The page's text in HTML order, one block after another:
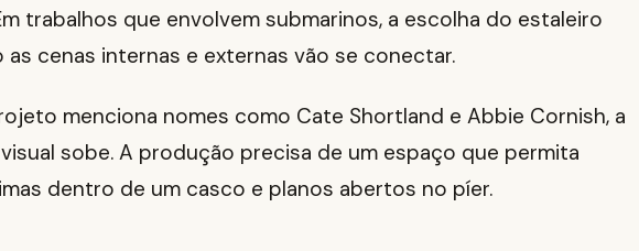
trabalhos que envolvem submarinos, a escolha do estaleiro
as cenas internas e externas vão se conectar.
menciona nomes como Cate Shortland e Abbie Cornish, a
sobe. A produção precisa de um espaço que permita
dentro de um casco e planos abertos no píer.